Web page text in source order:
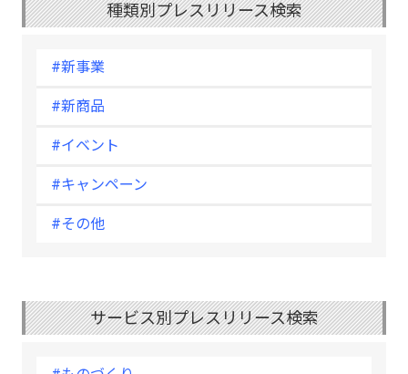
種類別プレスリリース検索
#新事業
#新商品
#イベント
#キャンペーン
#その他
サービス別プレスリリース検索